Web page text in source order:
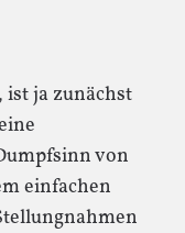
ist ja zunächst
von
einfachen